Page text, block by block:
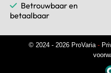
Betrouwbaar en
betaalbaar
© 2024 - 2026 ProVaria -